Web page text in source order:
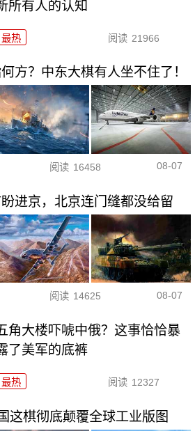
所有人的认知
最热 阅读 21966
方？中东大棋有人坐不住了！
阅读 16458 08-07
进京，北京连门缝都没给留
阅读 14625 08-07
角大楼吓唬中俄？这事恰恰暴
了美军的底裤
最热 阅读 12327
这棋彻底颠覆全球工业版图